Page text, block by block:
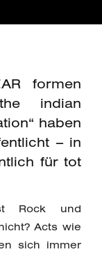
formen
indian
haben
– in
für tot
Rock und
Acts wie
sich immer